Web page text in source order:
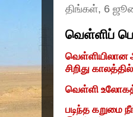
திங்கள், 6
வெள்ளிப்
சிறிது
வெள்ளி
படிந்த கறுமை